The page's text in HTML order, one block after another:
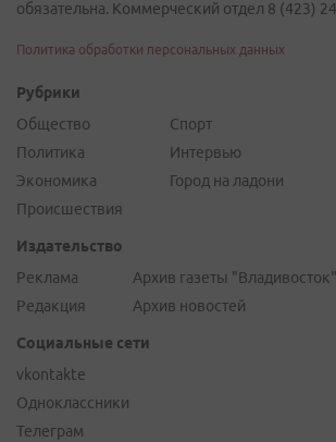
обязательна. Коммерческий отдел 8 (423)
Политика обработки персональных данных
Рубрики
Общество
Политика
Экономика
Происшествия
Спорт
Интервью
Город на ладони
Издательство
Реклама
Редакция
Архив газеты "Владивосток"
Архив новостей
Социальные сети
vkontakte
Одноклассники
Телеграм